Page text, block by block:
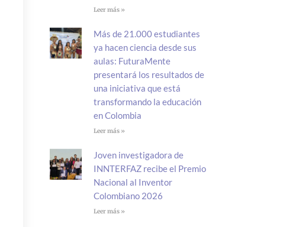
Leer más »
Más de 21.000 estudiantes
ya hacen ciencia desde sus
aulas: FuturaMente
presentará los resultados de
una iniciativa que está
transformando la educación
en Colombia
Leer más »
Joven investigadora de
INNTERFAZ recibe el Premio
Nacional al Inventor
Colombiano 2026
Leer más »